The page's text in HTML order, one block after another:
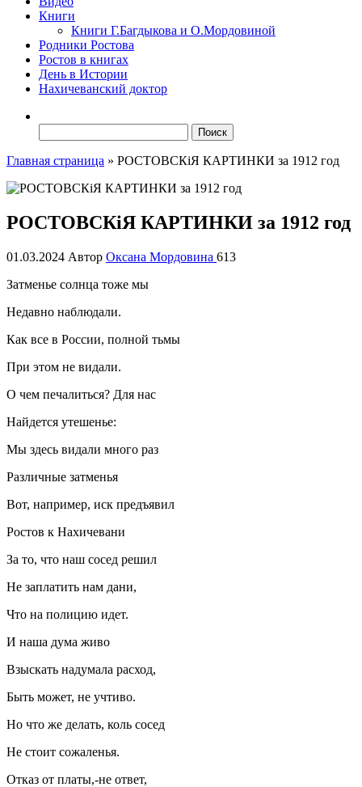
Книги
Книги Г.Багдыкова и О.Мордовиной
Родники Ростова
Ростов в книгах
День в Истории
Нахичеванский доктор
Главная страница » РОСТОВСКiЯ КАРТИНКИ за 1912 год
РОСТОВСКiЯ КАРТИНКИ за 1912 год
01.03.2024 Автор Оксана Мордовина 613
Затменье солнца тоже мы
Недавно наблюдали.
Как все в России, полной тьмы
При этом не видали.
О чем печалиться? Для нас
Найдется утешенье:
Мы здесь видали много раз
Различные затменья
Вот, например, иск предъявил
Ростов к Нахичевани
За то, что наш сосед решил
Не заплатить нам дани,
Что на полицию идет.
И наша дума живо
Взыскать надумала расход,
Быть может, не учтиво.
Но что же делать, коль сосед
Не стоит сожаленья.
Отказ от платы,-не ответ,